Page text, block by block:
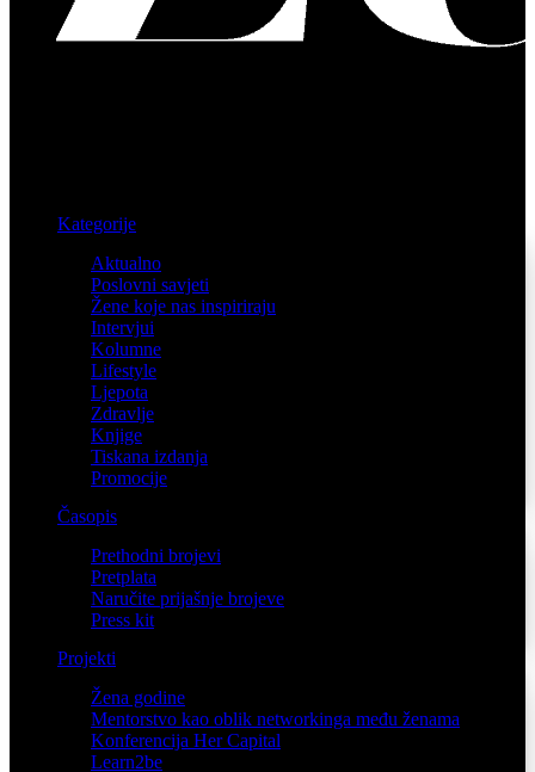
Kategorije
Aktualno
Poslovni savjeti
Žene koje nas inspiriraju
Intervjui
Kolumne
Lifestyle
Ljepota
Zdravlje
Knjige
Tiskana izdanja
Promocije
Časopis
Prethodni brojevi
Pretplata
Naručite prijašnje brojeve
Press kit
Projekti
Žena godine
Mentorstvo kao oblik networkinga među ženama
Konferencija Her Capital
Learn2be